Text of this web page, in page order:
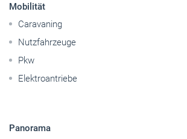
Mobilität
Caravaning
Nutzfahrzeuge
Pkw
Elektroantriebe
Panorama